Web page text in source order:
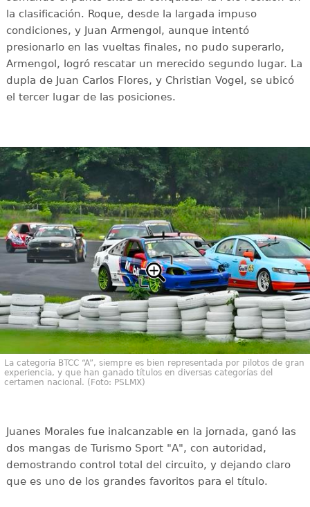
la clasificación. Roque, desde la largada impuso
condiciones, y Juan Armengol, aunque intentó
presionarlo en las vueltas finales, no pudo superarlo,
Armengol, logró rescatar un merecido segundo lugar. La
dupla de Juan Carlos Flores, y Christian Vogel, se ubicó
el tercer lugar de las posiciones.
La categoría BTCC “A”, siempre es bien representada por pilotos de gran
experiencia, y que han ganado títulos en diversas categorías del
certamen nacional. (Foto: PSLMX)
Juanes Morales fue inalcanzable en la jornada, ganó las
dos mangas de Turismo Sport "A", con autoridad,
demostrando control total del circuito, y dejando claro
que es uno de los grandes favoritos para el título.